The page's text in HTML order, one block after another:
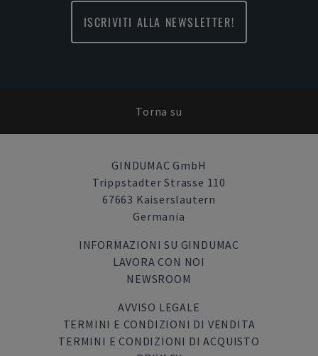
ISCRIVITI ALLA NEWSLETTER!
Torna su
GINDUMAC GmbH
Trippstadter Strasse 110
67663 Kaiserslautern
Germania
INFORMAZIONI SU GINDUMAC
LAVORA CON NOI
NEWSROOM
AVVISO LEGALE
TERMINI E CONDIZIONI DI VENDITA
TERMINI E CONDIZIONI DI ACQUISTO